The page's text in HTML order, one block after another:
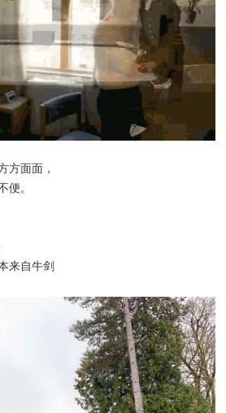
方面面，
便。
来自牛剑